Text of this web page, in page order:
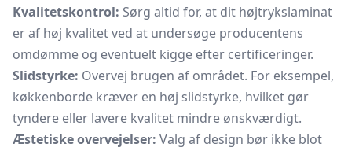
Kvalitetskontrol: Sørg altid for, at dit højtrykslaminat
er af høj kvalitet ved at undersøge producentens
omdømme og eventuelt kigge efter certificeringer.
Slidstyrke: Overvej brugen af området. For eksempel,
køkkenborde kræver en høj slidstyrke, hvilket gør
tyndere eller lavere kvalitet mindre ønskværdigt.
Æstetiske overvejelser: Valg af design bør ikke blot